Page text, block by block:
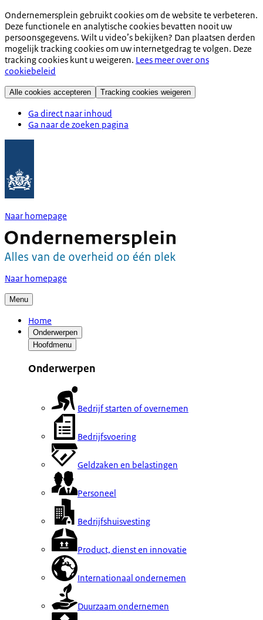
Ondernemersplein gebruikt cookies om de website te verbeteren.
Deze functionele en analytische cookies bevatten nooit uw
persoonsgegevens. Wilt u video’s bekijken? Dan plaatsen derden
mogelijk tracking cookies om uw internetgedrag te volgen. Deze
tracking cookies kunt u weigeren. Lees meer over ons
cookiebeleid
Alle cookies accepteren Tracking cookies weigeren
Ga direct naar inhoud
Ga naar de zoeken pagina
Naar homepage
Naar homepage
Menu
Home
Onderwerpen
Hoofdmenu
Onderwerpen
Bedrijf starten of overnemen
Bedrijfsvoering
Geldzaken en belastingen
Personeel
Bedrijfshuisvesting
Product, dienst en innovatie
Internationaal ondernemen
Duurzaam ondernemen